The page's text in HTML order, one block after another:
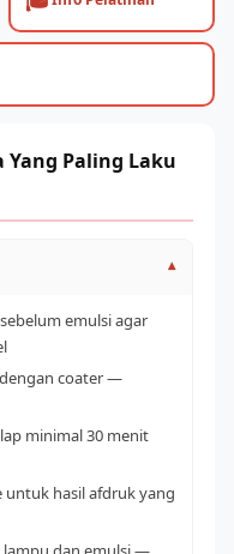
Yang Paling Laku
▾
emulsi agar
coater —
minimal 30 menit
hasil afdruk yang